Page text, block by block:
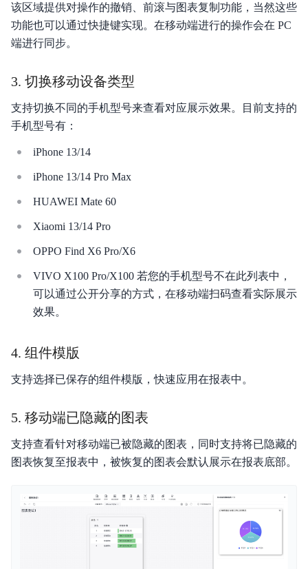
该区域提供对操作的撤销、前滚与图表复制功能，当然这些
功能也可以通过快捷键实现。在移动端进行的操作会在 PC
端进行同步。
3. 切换移动设备类型
支持切换不同的手机型号来查看对应展示效果。目前支持的
手机型号有：
iPhone 13/14
iPhone 13/14 Pro Max
HUAWEI Mate 60
Xiaomi 13/14 Pro
OPPO Find X6 Pro/X6
VIVO X100 Pro/X100 若您的手机型号不在此列表中，
可以通过公开分享的方式，在移动端扫码查看实际展示
效果。
4. 组件模版
支持选择已保存的组件模版，快速应用在报表中。
5. 移动端已隐藏的图表
支持查看针对移动端已被隐藏的图表，同时支持将已隐藏的
图表恢复至报表中，被恢复的图表会默认展示在报表底部。